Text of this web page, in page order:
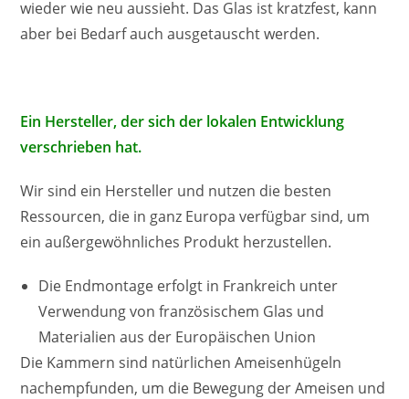
wieder wie neu aussieht. Das Glas ist kratzfest, kann
aber bei Bedarf auch ausgetauscht werden.
Ein Hersteller, der sich der lokalen Entwicklung
verschrieben hat.
Wir sind ein Hersteller und nutzen die besten
Ressourcen, die in ganz Europa verfügbar sind, um
ein außergewöhnliches Produkt herzustellen.
Die Endmontage erfolgt in Frankreich unter
Verwendung von französischem Glas und
Materialien aus der Europäischen Union
Die Kammern sind natürlichen Ameisenhügeln
nachempfunden, um die Bewegung der Ameisen und